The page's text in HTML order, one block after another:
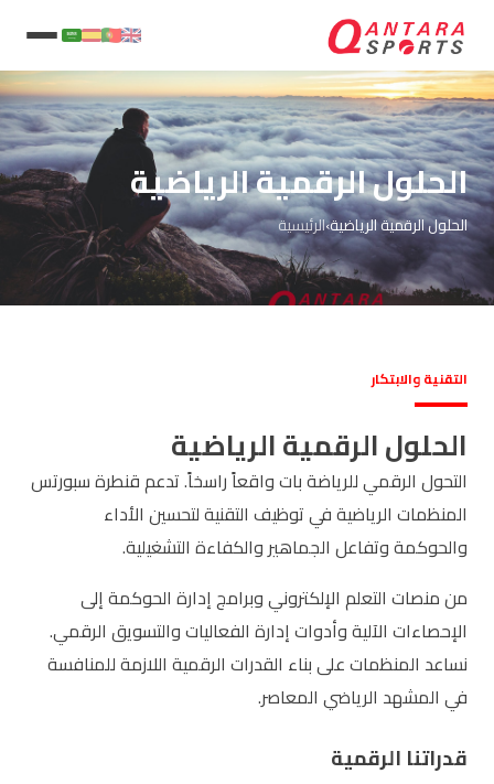
الحلول الرقمية الرياضية
الرئيسية›الحلول الرقمية الرياضية
التقنية والابتكار
الحلول الرقمية الرياضية
التحول الرقمي للرياضة بات واقعاً راسخاً. تدعم قنطرة سبورتس
المنظمات الرياضية في توظيف التقنية لتحسين الأداء
والحوكمة وتفاعل الجماهير والكفاءة التشغيلية.
من منصات التعلم الإلكتروني وبرامج إدارة الحوكمة إلى
الإحصاءات الآلية وأدوات إدارة الفعاليات والتسويق الرقمي.
نساعد المنظمات على بناء القدرات الرقمية اللازمة للمنافسة
في المشهد الرياضي المعاصر.
قدراتنا الرقمية